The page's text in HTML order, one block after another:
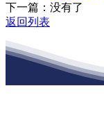
下一篇：没有了
返回列表